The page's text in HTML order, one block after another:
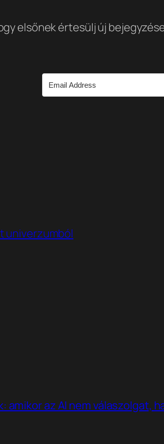
elsőnek értesülj új
univerzumból
amikor az AI nem válaszolgat,